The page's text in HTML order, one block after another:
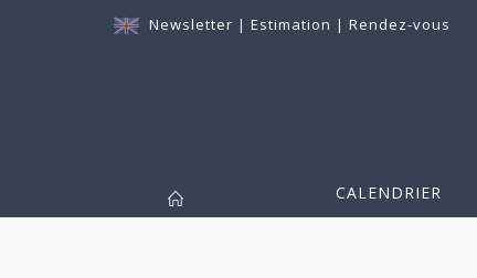
Newsletter | Estimation | Rendez-vous
CALENDRIER